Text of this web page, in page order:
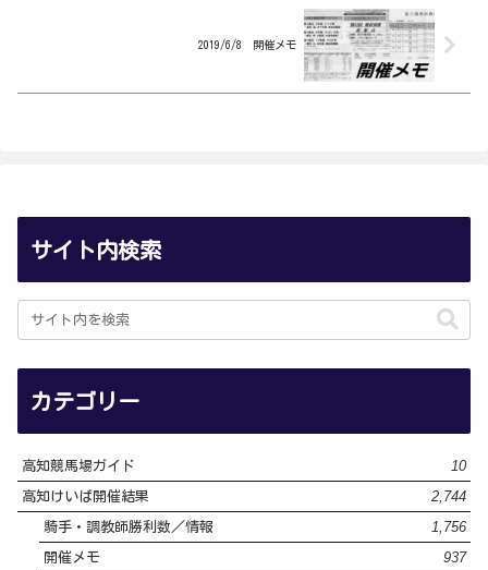
2019/6/8 開催メモ
サイト内検索
カテゴリー
高知競馬場ガイド 10
高知けいば開催結果 2,744
騎手・調教師勝利数／情報 1,756
開催メモ 937